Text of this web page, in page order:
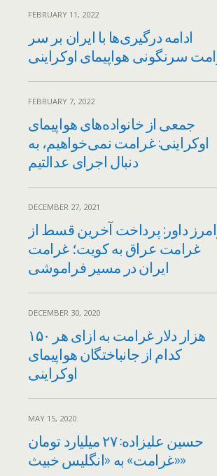
FEBRUARY 11, 2022
ادامه درگیری‌ها با ایران بر سر
سرنگونی هواپیمای اوکراینی
FEBRUARY 7, 2022
جمعی از خانواده‌های هواپیمای
اوکراینی: غرامت نمی‌خواهیم، به
دنبال اجرای عدالتیم
DECEMBER 27, 2021
داور: پرداخت آخرین قسط از
غرامت عراق به کویت؛ غرامت
ایران در مسیر فراموشی
DECEMBER 30, 2020
۱۵۰ هزار دلار غرامت به ازای هر
کدام از جانباختگان هواپیمای
اوکراینی
MAY 15, 2020
حسین علیزاده: ۲۷ میلیارد تومان
«غرامت» به «انگلیس خبیث»